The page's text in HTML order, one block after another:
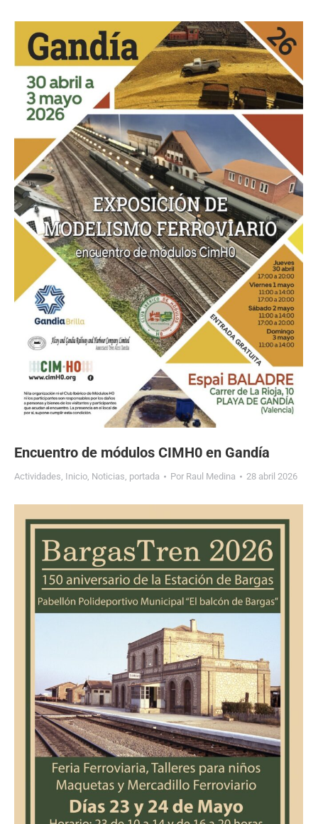
Encuentro de módulos CIMH0 en Gandía
Actividades, Inicio, Noticias, portada Por Raul Medina 28 abril 2026